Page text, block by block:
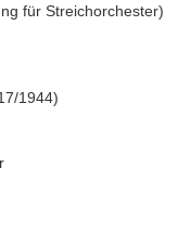
für Streichorchester)
1944)